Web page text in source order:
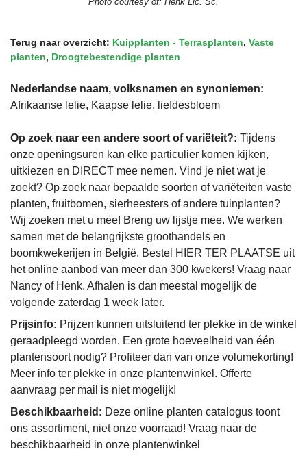
Terug naar overzicht: Kuipplanten - Terrasplanten, Vaste
planten, Droogtebestendige planten
Nederlandse naam, volksnamen en synoniemen:
Afrikaanse lelie, Kaapse lelie, liefdesbloem
Op zoek naar een andere soort of variëteit?: Tijdens
onze openingsuren kan elke particulier komen kijken,
uitkiezen en DIRECT mee nemen. Vind je niet wat je
zoekt? Op zoek naar bepaalde soorten of variëteiten vaste
planten, fruitbomen, sierheesters of andere tuinplanten?
Wij zoeken met u mee! Breng uw lijstje mee. We werken
samen met de belangrijkste groothandels en
boomkwekerijen in België. Bestel HIER TER PLAATSE uit
het online aanbod van meer dan 300 kwekers! Vraag naar
Nancy of Henk. Afhalen is dan meestal mogelijk de
volgende zaterdag 1 week later.
Prijsinfo: Prijzen kunnen uitsluitend ter plekke in de winkel
geraadpleegd worden. Een grote hoeveelheid van één
plantensoort nodig? Profiteer dan van onze volumekorting!
Meer info ter plekke in onze plantenwinkel. Offerte
aanvraag per mail is niet mogelijk!
Beschikbaarheid: Deze online planten catalogus toont
ons assortiment, niet onze voorraad! Vraag naar de
beschikbaarheid in onze plantenwinkel